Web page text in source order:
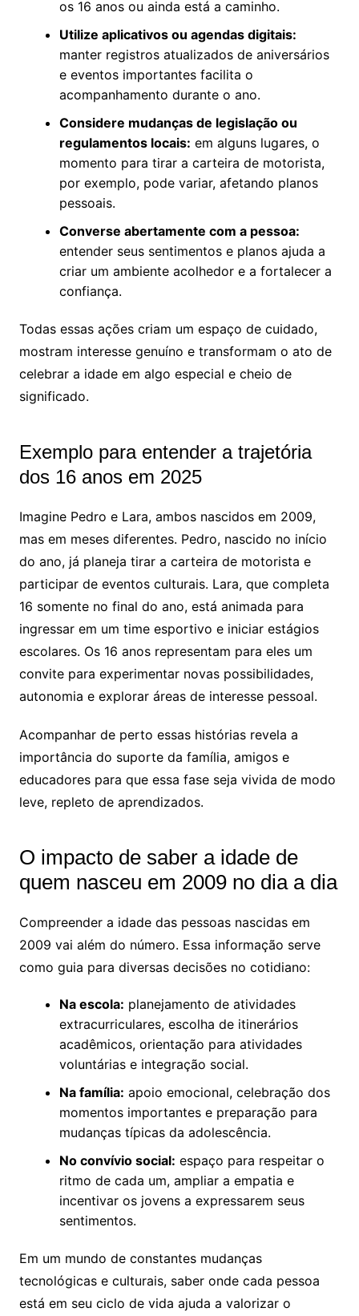
os 16 anos ou ainda está a caminho.
Utilize aplicativos ou agendas digitais:
manter registros atualizados de aniversários
e eventos importantes facilita o
acompanhamento durante o ano.
Considere mudanças de legislação ou
regulamentos locais: em alguns lugares, o
momento para tirar a carteira de motorista,
por exemplo, pode variar, afetando planos
pessoais.
Converse abertamente com a pessoa:
entender seus sentimentos e planos ajuda a
criar um ambiente acolhedor e a fortalecer a
confiança.
Todas essas ações criam um espaço de cuidado,
mostram interesse genuíno e transformam o ato de
celebrar a idade em algo especial e cheio de
significado.
Exemplo para entender a trajetória
dos 16 anos em 2025
Imagine Pedro e Lara, ambos nascidos em 2009,
mas em meses diferentes. Pedro, nascido no início
do ano, já planeja tirar a carteira de motorista e
participar de eventos culturais. Lara, que completa
16 somente no final do ano, está animada para
ingressar em um time esportivo e iniciar estágios
escolares. Os 16 anos representam para eles um
convite para experimentar novas possibilidades,
autonomia e explorar áreas de interesse pessoal.
Acompanhar de perto essas histórias revela a
importância do suporte da família, amigos e
educadores para que essa fase seja vivida de modo
leve, repleto de aprendizados.
O impacto de saber a idade de
quem nasceu em 2009 no dia a dia
Compreender a idade das pessoas nascidas em
2009 vai além do número. Essa informação serve
como guia para diversas decisões no cotidiano:
Na escola: planejamento de atividades
extracurriculares, escolha de itinerários
acadêmicos, orientação para atividades
voluntárias e integração social.
Na família: apoio emocional, celebração dos
momentos importantes e preparação para
mudanças típicas da adolescência.
No convívio social: espaço para respeitar o
ritmo de cada um, ampliar a empatia e
incentivar os jovens a expressarem seus
sentimentos.
Em um mundo de constantes mudanças
tecnológicas e culturais, saber onde cada pessoa
está em seu ciclo de vida ajuda a valorizar o